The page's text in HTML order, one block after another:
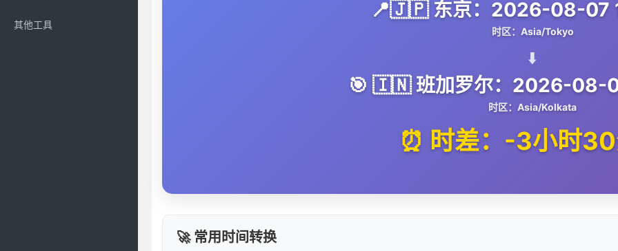
其他工具
📍🇯🇵 东京：2026-08-07
时区：Asia/Tokyo
⬇️
🎯 🇮🇳 班加罗尔：2026-08-
时区：Asia/Kolkata
⏰ 时差：-3小时
🚀 常用时间转换